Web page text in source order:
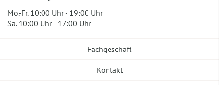
Mo.-Fr. 10:00 Uhr - 19:00 Uhr
Sa. 10:00 Uhr - 17:00 Uhr
Fachgeschäft
Kontakt